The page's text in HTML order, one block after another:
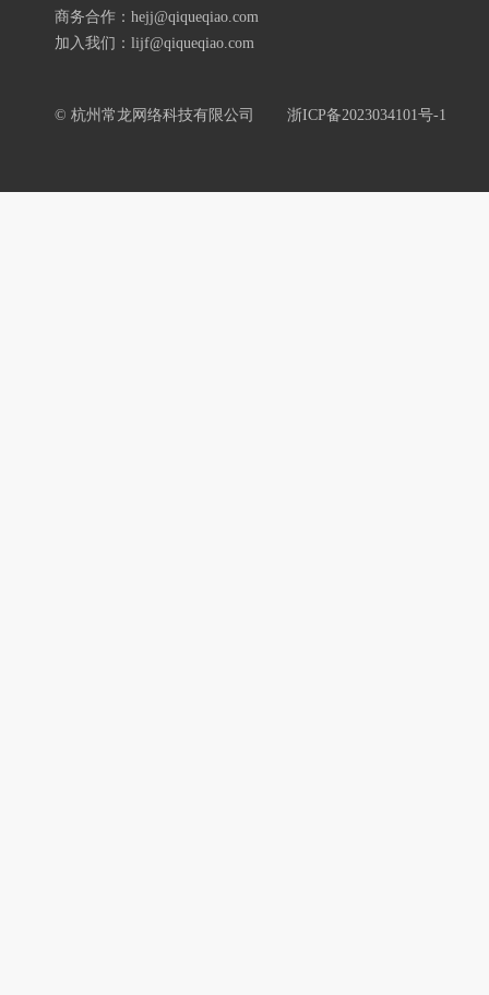
商务合作：hejj@qiqueqiao.com
加入我们：lijf@qiqueqiao.com
© 杭州常龙网络科技有限公司 浙ICP备2023034101号-1